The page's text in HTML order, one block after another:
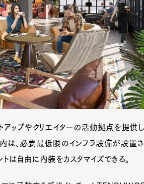
Pen international Pen tw
アップやクリエイターの活動拠点を提供
、必要最低限のインフラ設備が設置
は自由に内装をカスタマイズできる。